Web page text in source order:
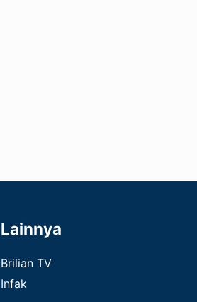
Lainnya
Brilian TV
Infak